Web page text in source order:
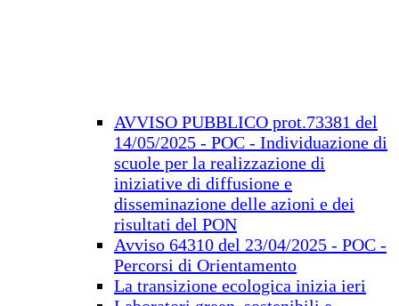
AVVISO PUBBLICO prot.73381 del
14/05/2025 - POC - Individuazione di
scuole per la realizzazione di
iniziative di diffusione e
disseminazione delle azioni e dei
risultati del PON
Avviso 64310 del 23/04/2025 - POC -
Percorsi di Orientamento
La transizione ecologica inizia ieri